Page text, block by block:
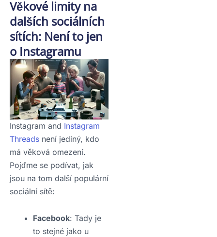
Věkové limity na
dalších sociálních
sítích: Není to jen
o Instagramu
Instagram and Instagram
Threads není jediný, kdo
má věková omezení.
Pojďme se podívat, jak
jsou na tom další populární
sociální sítě:
Facebook: Tady je
to stejné jako u